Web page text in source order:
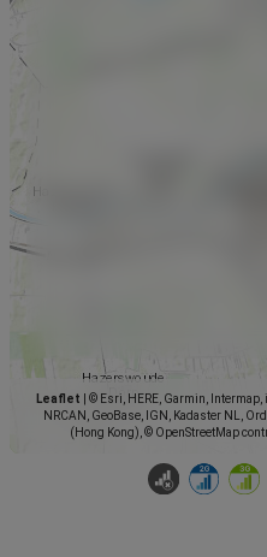
Leaflet
© Esri, HERE, Garmin, Intermap,
NRCAN, GeoBase, IGN, Kadaster NL,
(Hong Kong), © OpenStreetMap